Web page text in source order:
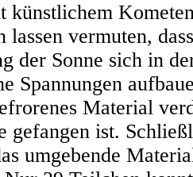
künstlichem
lassen vermuten,
der Sonne sich in
Spannungen
Material
gefangen ist.
umgebende